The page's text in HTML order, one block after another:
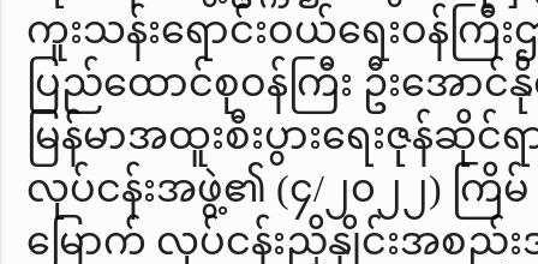
ကူးသန်းရောင်းဝယ်ရေးဝန်ကြီးဌ
ပြည်ထောင်စုဝန်ကြီး ဦးအောင်နို
မြန်မာအထူးစီးပွားရေးဇုန်ဆိုင်
လုပ်ငန်းအဖွဲ့၏ (၄/၂၀၂၂) ကြိမ်
မြောက် လုပ်ငန်းညှိနှိုင်းအစည်း